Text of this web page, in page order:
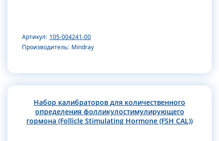
Артикул: 105-004241-00
Производитель: Mindray
Набор калибраторов для количественного
определения фолликулостимулирующего
гормона (Follicle Stimulating Hormone (FSH CAL))